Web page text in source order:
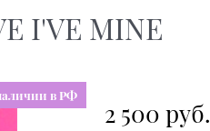
I'VE MINE
в РФ
2 500 руб.